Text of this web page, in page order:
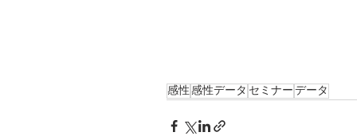
感性感性データ セミナーデータ